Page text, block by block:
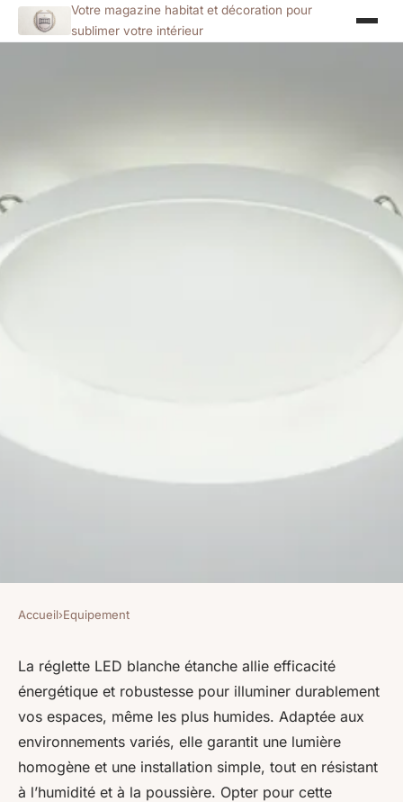
Votre magazine habitat et décoration pour
sublimer votre intérieur
EQUIPEMENT
Réglette led blanche étanche :
la solution durable pour vos
espaces
Pauline•24 octobre 2025•3 min de lecture
Accueil›Equipement
La réglette LED blanche étanche allie efficacité
énergétique et robustesse pour illuminer durablement
vos espaces, même les plus humides. Adaptée aux
environnements variés, elle garantit une lumière
homogène et une installation simple, tout en résistant
à l’humidité et à la poussière. Opter pour cette